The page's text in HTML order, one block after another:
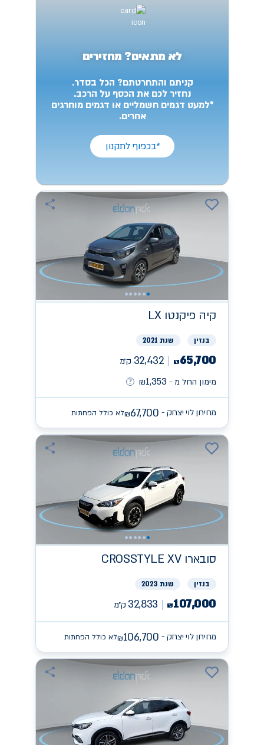
לא מתאים? מחזירים
קניתם והתחרטתם? הכל בסדר.
נחזיר לכם את הכסף על הרכב.
*למעט דגמים חשמליים או דגמים מוחרגים
אחרים.
*בכפוף לתקנון
קיה פיקנטו LX
בנזין שנת 2021
₪65,700
32,432 ק״מ
מימון החל מ -
₪1,353
מחירון לוי יצחק - ₪67,700 לא כולל הפחתות
סובארוCROSSTYLE XV
בנזין שנת 2023
₪107,000
32,833 ק״מ
מחירון לוי יצחק - ₪106,700 לא כולל הפחתות